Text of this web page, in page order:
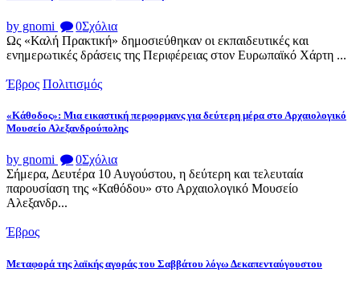
by gnomi 0Σχόλια
Ως «Καλή Πρακτική» δημοσιεύθηκαν οι εκπαιδευτικές και
ενημερωτικές δράσεις της Περιφέρειας στον Ευρωπαϊκό Χάρτη ...
Έβρος Πολιτισμός
«Κάθοδος»: Μια εικαστική περφορμανς για δεύτερη μέρα στο Αρχαιολογικό
Μουσείο Αλεξανδρούπολης
by gnomi 0Σχόλια
Σήμερα, Δευτέρα 10 Αυγούστου, η δεύτερη και τελευταία
παρουσίαση της «Καθόδου» στο Αρχαιολογικό Μουσείο
Αλεξανδρ...
Έβρος
Μεταφορά της λαϊκής αγοράς του Σαββάτου λόγω Δεκαπενταύγουστου